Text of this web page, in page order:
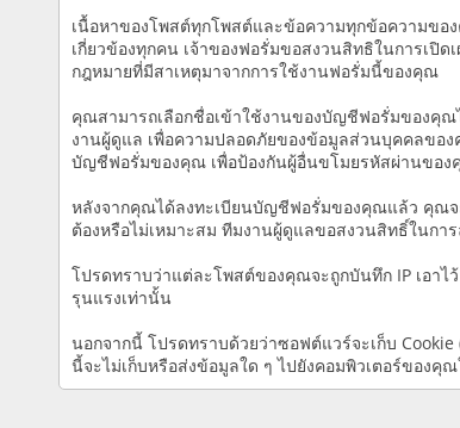
เนื้อหาของโพสต์ทุกโพสต์และข้อความทุกข้อความขอ
เกี่ยวข้องทุกคน เจ้าของฟอรั่มขอสงวนสิทธิในการเปิ
กฎหมายที่มีสาเหตุมาจากการใช้งานฟอรั่มนี้ของคุณ
คุณสามารถเลือกชื่อเข้าใช้งานของบัญชีฟอรั่มของคุ
งานผู้ดูแล เพื่อความปลอดภัยของข้อมูลส่วนบุคคลข
บัญชีฟอรั่มของคุณ เพื่อป้องกันผู้อื่นขโมยรหัสผ่านขอ
หลังจากคุณได้ลงทะเบียนบัญชีฟอรั่มของคุณแล้ว คุณจ
ต้องหรือไม่เหมาะสม ทีมงานผู้ดูแลขอสงวนสิทธิ์ในกา
โปรดทราบว่าแต่ละโพสต์ของคุณจะถูกบันทึก IP เอา
รุนแรงเท่านั้น
นอกจากนี้ โปรดทราบด้วยว่าซอฟต์แวร์จะเก็บ
นี้จะไม่เก็บหรือส่งข้อมูลใด ๆ ไปยังคอมพิวเตอร์ของคุ